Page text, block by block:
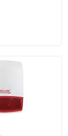
et ses capteurs
une
aux maisons
smartphone
extérieure
cette solution
tous types de
protection